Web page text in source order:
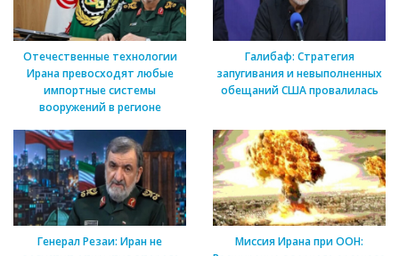
Отечественные технологии
Ирана превосходят любые
импортные системы
вооружений в регионе
Галибаф: Стратегия
запугивания и невыполненных
обещаний США провалилась
Генерал Резаи: Иран не
Миссия Ирана при ООН: